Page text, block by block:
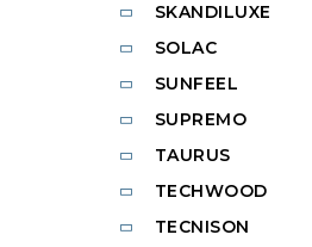
SKANDILUXE
SOLAC
SUNFEEL
SUPREMO
TAURUS
TECHWOOD
TECNISON